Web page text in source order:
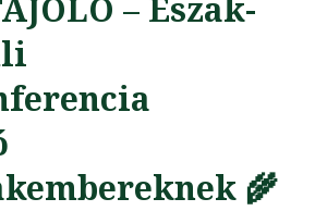
– Észak-
🌾